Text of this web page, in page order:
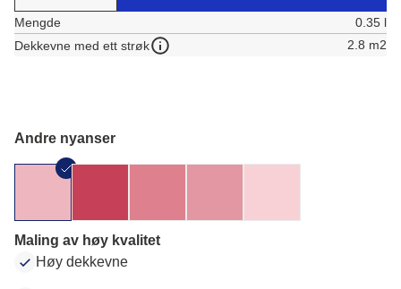
Mengde
0.35 l
Dekkevne med ett strøk
2.8 m2
Andre nyanser
Maling av høy kvalitet
Høy dekkevne